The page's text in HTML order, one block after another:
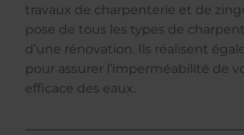
travaux de charpenterie et de
pose de tous les types de
d’une rénovation. Ils réalisent
pour assurer l’imperméabilité de
efficace des eaux.